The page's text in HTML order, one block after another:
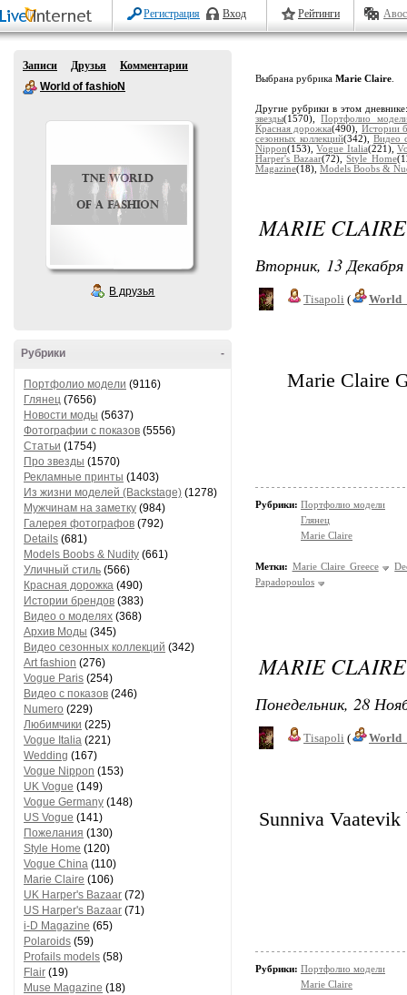
Регистрация Вход Рейтинги
Записи Друзья
Комментарии
World of fashioN
В друзья
-
Рубрики
Портфолио модели (9116)
Глянец (7656)
Новости моды (5637)
Фотографии с показов (5556)
Статьи (1754)
Про звезды (1570)
Рекламные принты (1403)
Из жизни моделей (Backstage) (1278)
Мужчинам на заметку (984)
Галерея фотографов (792)
Details (681)
Models Boobs & Nudity (661)
Уличный стиль (566)
Красная дорожка (490)
Истории брендов (383)
Видео о моделях (368)
Архив Моды (345)
Видео сезонных коллекций (342)
Art fashion (276)
Vogue Paris (254)
Видео с показов (246)
Numero (229)
Любимчики (225)
Vogue Italia (221)
Wedding (167)
Vogue Nippon (153)
UK Vogue (149)
Vogue Germany (148)
US Vogue (141)
Пожелания (130)
Style Home (120)
Vogue China (110)
Marie Claire (106)
UK Harper's Bazaar (72)
US Harper's Bazaar (71)
i-D Magazine (65)
Polaroids (59)
Profails models (58)
Flair (19)
Muse Magazine (18)
Выбрана рубрика Marie Claire
Другие рубрики в этом
звезды(1570),Портфолио
Красная дорожка(490), Истории
сезонных коллекций(342), Видео
Nippon(153),Vogue Italia(221),
Harper's Bazaar(72),Style Home
Magazine(18), Models Boobs &
MARIE
Вторник, 13
Tisapoli (
Marie Claire
Рубрики: Портфолио модели
Глянец
Marie Claire
Метки: Marie Claire Greece
Papadopoulos
MARIE
Понедельник, 28
Tisapoli (
Sunniva
Рубрики: Портфолио модели
Marie Claire